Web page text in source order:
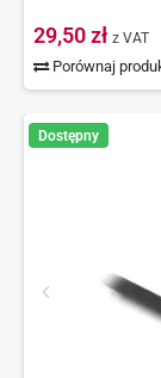
29,50 zł z VAT
Porównaj
Dostępny